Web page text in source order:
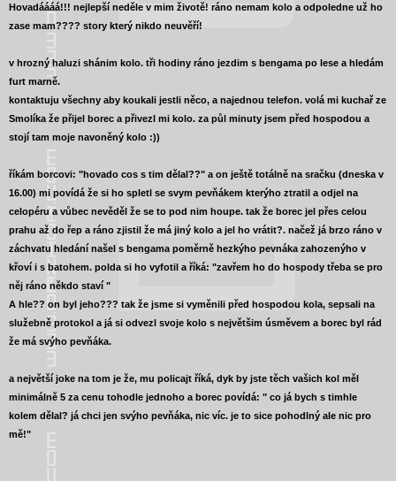
Hovadáááá!!! nejlepší neděle v mim životě! ráno nemam kolo a odpoledne už ho
zase mam???? story který nikdo neuvěří!
v hrozný haluzi shánim kolo. tři hodiny ráno jezdim s bengama po lese a hledám
furt marně.
kontaktuju všechny aby koukali jestli něco, a najednou telefon. volá mi kuchař ze
Smolíka že přijel borec a přivezl mi kolo. za půl minuty jsem před hospodou a
stojí tam moje navoněný kolo :))
říkám borcovi: "hovado cos s tim dělal??" a on ještě totálně na sračku (dneska v
16.00) mi povídá že si ho spletl se svym pevňákem kterýho ztratil a odjel na
celopéru a vůbec nevěděl že se to pod nim houpe. tak že borec jel přes celou
prahu až do řep a ráno zjistil že má jiný kolo a jel ho vrátit?. načež já brzo ráno v
záchvatu hledání našel s bengama poměrně hezkýho pevnáka zahozenýho v
křoví i s batohem. polda si ho vyfotil a říká: "zavřem ho do hospody třeba se pro
něj ráno někdo staví "
A hle?? on byl jeho??? tak že jsme si vyměnili před hospodou kola, sepsali na
služebně protokol a já si odvezl svoje kolo s největšim úsměvem a borec byl rád
že má svýho pevňáka.
a největší joke na tom je že, mu policajt říká, dyk by jste těch vašich kol měl
minimálně 5 za cenu tohodle jednoho a borec povídá: " co já bych s timhle
kolem dělal? já chci jen svýho pevňáka, nic víc. je to sice pohodlný ale nic pro
mě!"